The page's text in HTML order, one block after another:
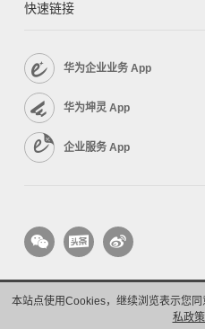
本站点使用Cookies，继续浏览表示您同
私政
快速链接
华为企业业务 App
华为坤灵 App
企业服务 App
版权所有 © 华为技术有限公司 1998-
隐私保护